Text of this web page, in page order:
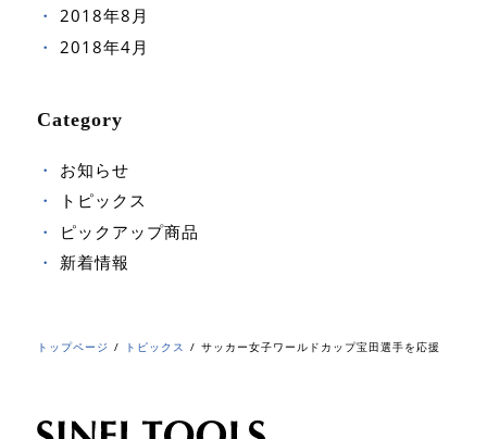
2018年8月
2018年4月
Category
お知らせ
トピックス
ピックアップ商品
新着情報
トップページ トピックス サッカー女子ワールドカップ宝田選手を応援